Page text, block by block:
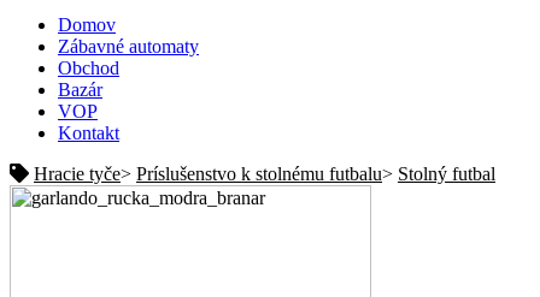
Domov
Zábavné automaty
Obchod
Bazár
VOP
Kontakt
Hracie tyče> Príslušenstvo k stolnému futbalu> Stolný futbal